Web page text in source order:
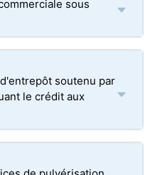
sous
soutenu par
le crédit aux